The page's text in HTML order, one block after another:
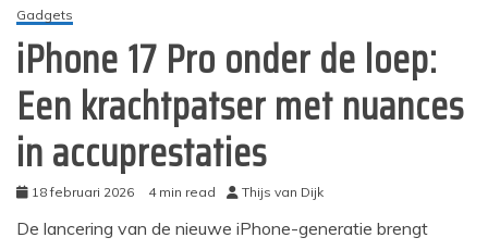
Gadgets
iPhone 17 Pro onder de loep:
Een krachtpatser met nuances
in accuprestaties
18 februari 2026 4 min read Thijs van Dijk
De lancering van de nieuwe iPhone-generatie brengt